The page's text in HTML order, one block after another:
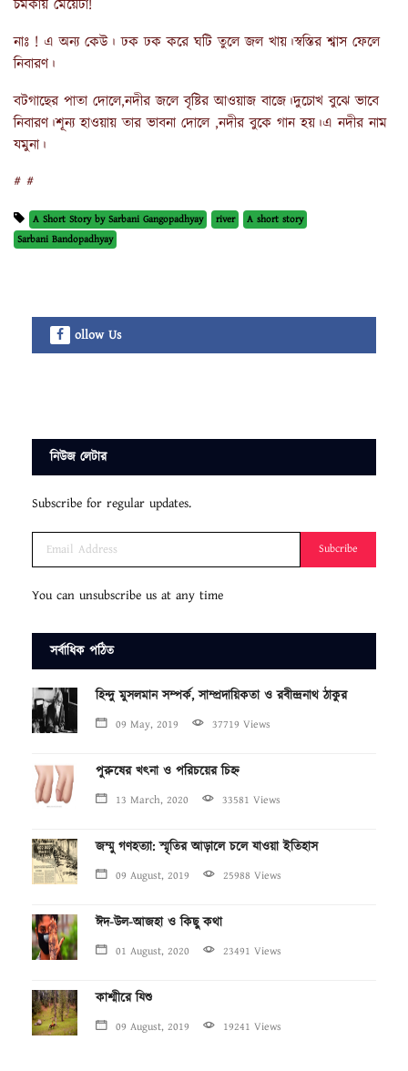
চমকায় মেয়েটা!
নাঃ ! এ অন্য কেউ। ঢক ঢক করে ঘটি তুলে জল খায়।স্বস্তির শ্বাস ফেলে
নিবারণ।
বটগাছের পাতা দোলে,নদীর জলে বৃষ্টির আওয়াজ বাজে।দুচোখ বুঝে ভাবে
নিবারণ।শূন্য হাওয়ায় তার ভাবনা দোলে ,নদীর বুকে গান হয়।এ নদীর নাম
যমুনা।
# #
A Short Story by Sarbani Gangopadhyay river
A short story
Sarbani Bandopadhyay
ollow Us
নিউজ লেটার
Subscribe for regular updates.
Subcribe
You can unsubscribe us at any time
সর্বাধিক পঠিত
হিন্দু মুসলমান সম্পর্ক, সাম্প্রদায়িকতা ও রবীন্দ্রনাথ ঠাকুর
09 May, 2019 37719 Views
পুরুষের খৎনা ও পরিচয়ের চিহ্ন
13 March, 2020 33581 Views
জম্মু গণহত্যা: স্মৃতির আড়ালে চলে যাওয়া ইতিহাস
09 August, 2019 25988 Views
ঈদ-উল-আজহা ও কিছু কথা
01 August, 2020 23491 Views
কাশ্মীরে যিশু
09 August, 2019 19241 Views